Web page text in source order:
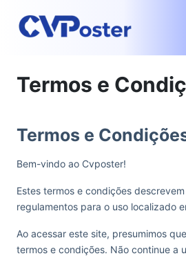
Termos e
Termos e
Bem-vindo ao Cvposter!
Estes termos e condições
regulamentos para o uso localizado
Ao acessar este site, presumimos
termos e condições. Não continue a